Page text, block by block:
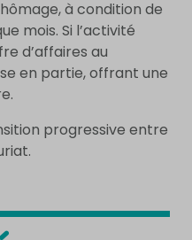
à condition de
mois. Si l’activité
d’affaires au
en partie, offrant une
progressive entre